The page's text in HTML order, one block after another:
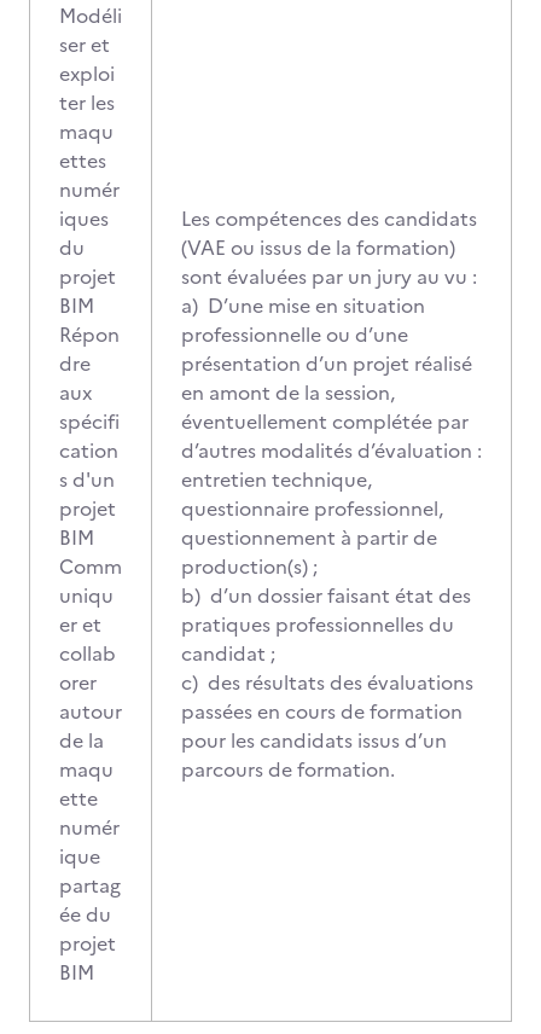
Modéli
ser et
exploi
ter les
maqu
ettes
numér
iques
du
projet
BIM
Répon
dre
aux
spécifi
cation
s d'un
projet
BIM
Comm
uniqu
er et
collab
orer
autour
de la
maqu
ette
numér
ique
partag
ée du
projet
BIM
Les compétences des candidats
(VAE ou issus de la formation)
sont évaluées par un jury au vu :
a) D’une mise en situation
professionnelle ou d’une
présentation d’un projet réalisé
en amont de la session,
éventuellement complétée par
d’autres modalités d’évaluation :
entretien technique,
questionnaire professionnel,
questionnement à partir de
production(s) ;
b) d’un dossier faisant état des
pratiques professionnelles du
candidat ;
c) des résultats des évaluations
passées en cours de formation
pour les candidats issus d’un
parcours de formation.